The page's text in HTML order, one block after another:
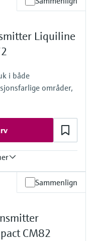
TCP, Ethernet
Liquiline
i både
områder,
Sammenlign
CM82